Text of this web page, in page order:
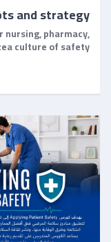
and strategy
nursing, pharmacy,
culture of safety.